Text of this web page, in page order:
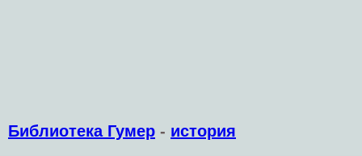
Библиотека Гумер - история